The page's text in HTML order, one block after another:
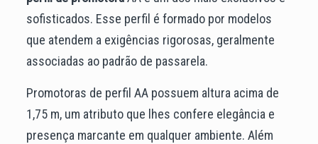
sofisticados. Esse perfil é formado por modelos
que atendem a exigências rigorosas, geralmente
associadas ao padrão de passarela.
Promotoras de perfil AA possuem altura acima de
1,75 m, um atributo que lhes confere elegância e
presença marcante em qualquer ambiente. Além